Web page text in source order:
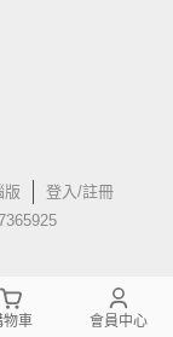
版
登入/註冊
物車 會員中心